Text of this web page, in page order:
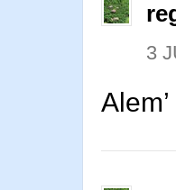
3
Alem’